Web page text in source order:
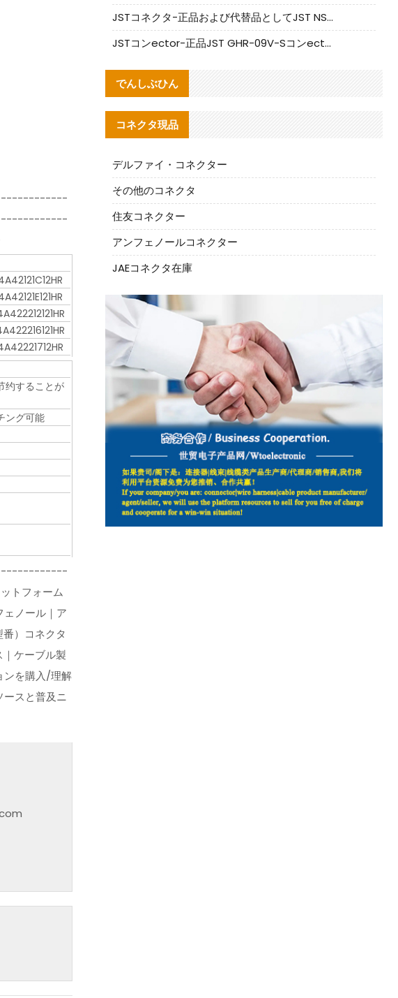
约することが
ング可能
フォーム
ノール｜ア
）コネクタ
ケーブル製
ンを購入/理解
スと普及ニ
JSTコネクタ-正品および代替品としてJST NSHR-02V-Sコネクタを提供します
JSTコンector-正品JST GHR-09V-Sコンector|代替品提供
でんしぶひん
コネクタ現品
デルファイ・コネクター
その他のコネクタ
住友コネクター
アンフェノールコネクター
JAEコネクタ在庫